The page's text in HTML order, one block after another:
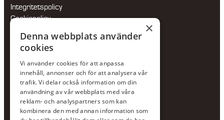
Integritetspolicy
Cookiepolicy
Jour:073-36 88 87 0
Växel:020-120 29 00
E-post:info@scandcon.se
BESÖKSADRESS
×
Denna webbplats använder
cookies
Vi använder cookies för att anpassa
innehåll, annonser och för att analysera vår
trafik. Vi delar också information om din
användning av vår webbplats med våra
reklam- och analyspartners som kan
kombinera den med annan information som